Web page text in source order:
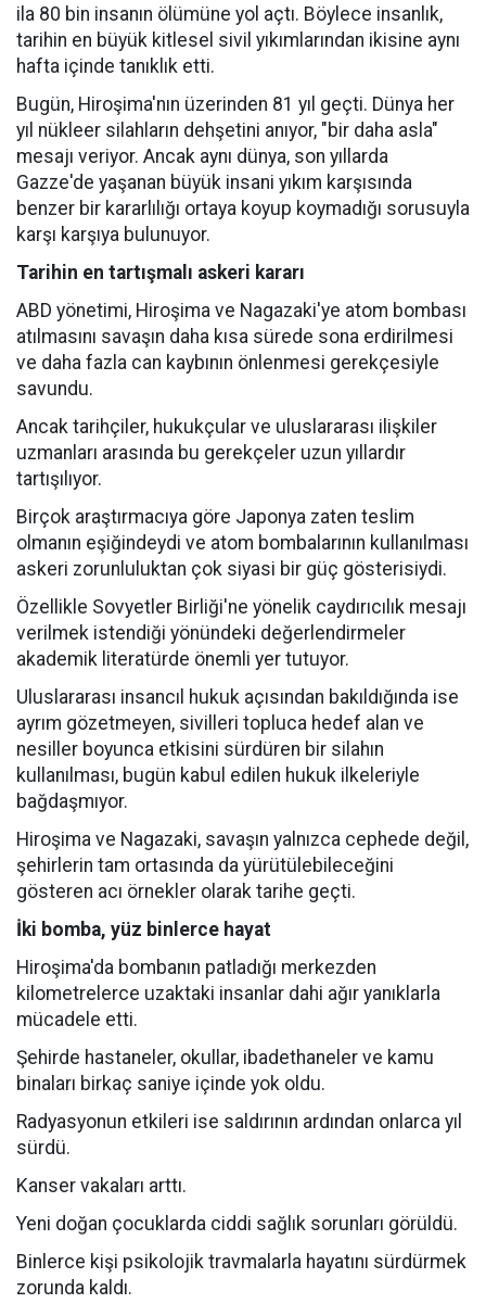
ila 80 bin insanın ölümüne yol açtı. Böylece insanlık,
tarihin en büyük kitlesel sivil yıkımlarından ikisine aynı
hafta içinde tanıklık etti.
Bugün, Hiroşima'nın üzerinden 81 yıl geçti. Dünya her
yıl nükleer silahların dehşetini anıyor, "bir daha asla"
mesajı veriyor. Ancak aynı dünya, son yıllarda
Gazze'de yaşanan büyük insani yıkım karşısında
benzer bir kararlılığı ortaya koyup koymadığı sorusuyla
karşı karşıya bulunuyor.
Tarihin en tartışmalı askeri kararı
ABD yönetimi, Hiroşima ve Nagazaki'ye atom bombası
atılmasını savaşın daha kısa sürede sona erdirilmesi
ve daha fazla can kaybının önlenmesi gerekçesiyle
savundu.
Ancak tarihçiler, hukukçular ve uluslararası ilişkiler
uzmanları arasında bu gerekçeler uzun yıllardır
tartışılıyor.
Birçok araştırmacıya göre Japonya zaten teslim
olmanın eşiğindeydi ve atom bombalarının kullanılması
askeri zorunluluktan çok siyasi bir güç gösterisiydi.
Özellikle Sovyetler Birliği'ne yönelik caydırıcılık mesajı
verilmek istendiği yönündeki değerlendirmeler
akademik literatürde önemli yer tutuyor.
Uluslararası insancıl hukuk açısından bakıldığında ise
ayrım gözetmeyen, sivilleri topluca hedef alan ve
nesiller boyunca etkisini sürdüren bir silahın
kullanılması, bugün kabul edilen hukuk ilkeleriyle
bağdaşmıyor.
Hiroşima ve Nagazaki, savaşın yalnızca cephede değil,
şehirlerin tam ortasında da yürütülebileceğini
gösteren acı örnekler olarak tarihe geçti.
İki bomba, yüz binlerce hayat
Hiroşima'da bombanın patladığı merkezden
kilometrelerce uzaktaki insanlar dahi ağır yanıklarla
mücadele etti.
Şehirde hastaneler, okullar, ibadethaneler ve kamu
binaları birkaç saniye içinde yok oldu.
Radyasyonun etkileri ise saldırının ardından onlarca yıl
sürdü.
Kanser vakaları arttı.
Yeni doğan çocuklarda ciddi sağlık sorunları görüldü.
Binlerce kişi psikolojik travmalarla hayatını sürdürmek
zorunda kaldı.